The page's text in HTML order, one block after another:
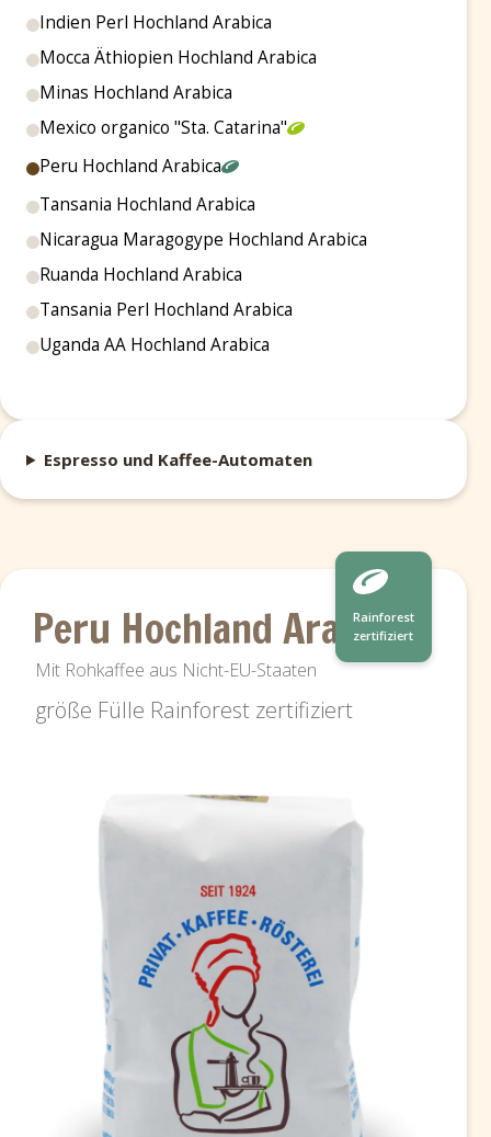
Indien Perl Hochland Arabica
Mocca Äthiopien Hochland Arabica
Minas Hochland Arabica
Mexico organico "Sta. Catarina"
Peru Hochland Arabica
Tansania Hochland Arabica
Nicaragua Maragogype Hochland Arabica
Ruanda Hochland Arabica
Tansania Perl Hochland Arabica
Uganda AA Hochland Arabica
Espresso und Kaffee-Automaten
Rainforest
zertifiziert
Peru Hochland Arabica
Mit Rohkaffee aus Nicht-EU-Staaten
größe Fülle Rainforest zertifiziert